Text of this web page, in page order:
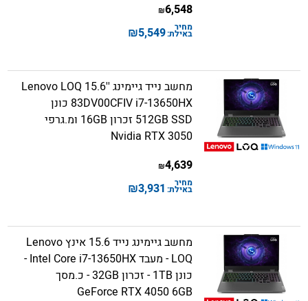
6,548
₪
מחיר
באילת:5,549
₪
מחשב נייד גיימינג ''15.6 Lenovo LOQ
83DV00CFIV i7-13650HX כונן
512GB SSD זכרון 16GB ומ.גרפי
Nvidia RTX 3050
4,639
₪
מחיר
באילת: 3,931
₪
מחשב גיימינג נייד 15.6 אינץ Lenovo
LOQ - מעבד Intel Core i7-13650HX -
כונן 1TB - זכרון 32GB - כ.מסך
GeForce RTX 4050 6GB